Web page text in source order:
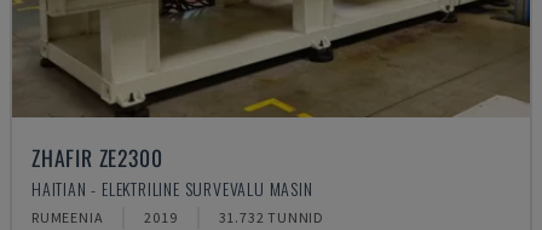
ZHAFIR ZE2300
HAITIAN - ELEKTRILINE SURVEVALU MASIN
RUMEENIA 2019 31.732 TUNNID